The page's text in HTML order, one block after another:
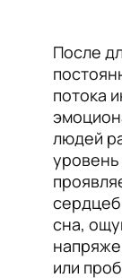
После
потока
людей
сна,
или